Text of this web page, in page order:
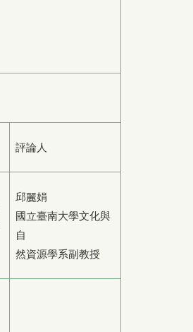
評論人
邱麗娟
國立臺南大學文化與
自
然資源學系副教授